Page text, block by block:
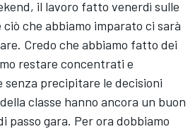
il lavoro fatto venerdì sulle
che abbiamo imparato ci sarà
Credo che abbiamo fatto dei
restare concentrati e
precipitare le decisioni
classe hanno ancora un buon
passo gara. Per ora dobbiamo